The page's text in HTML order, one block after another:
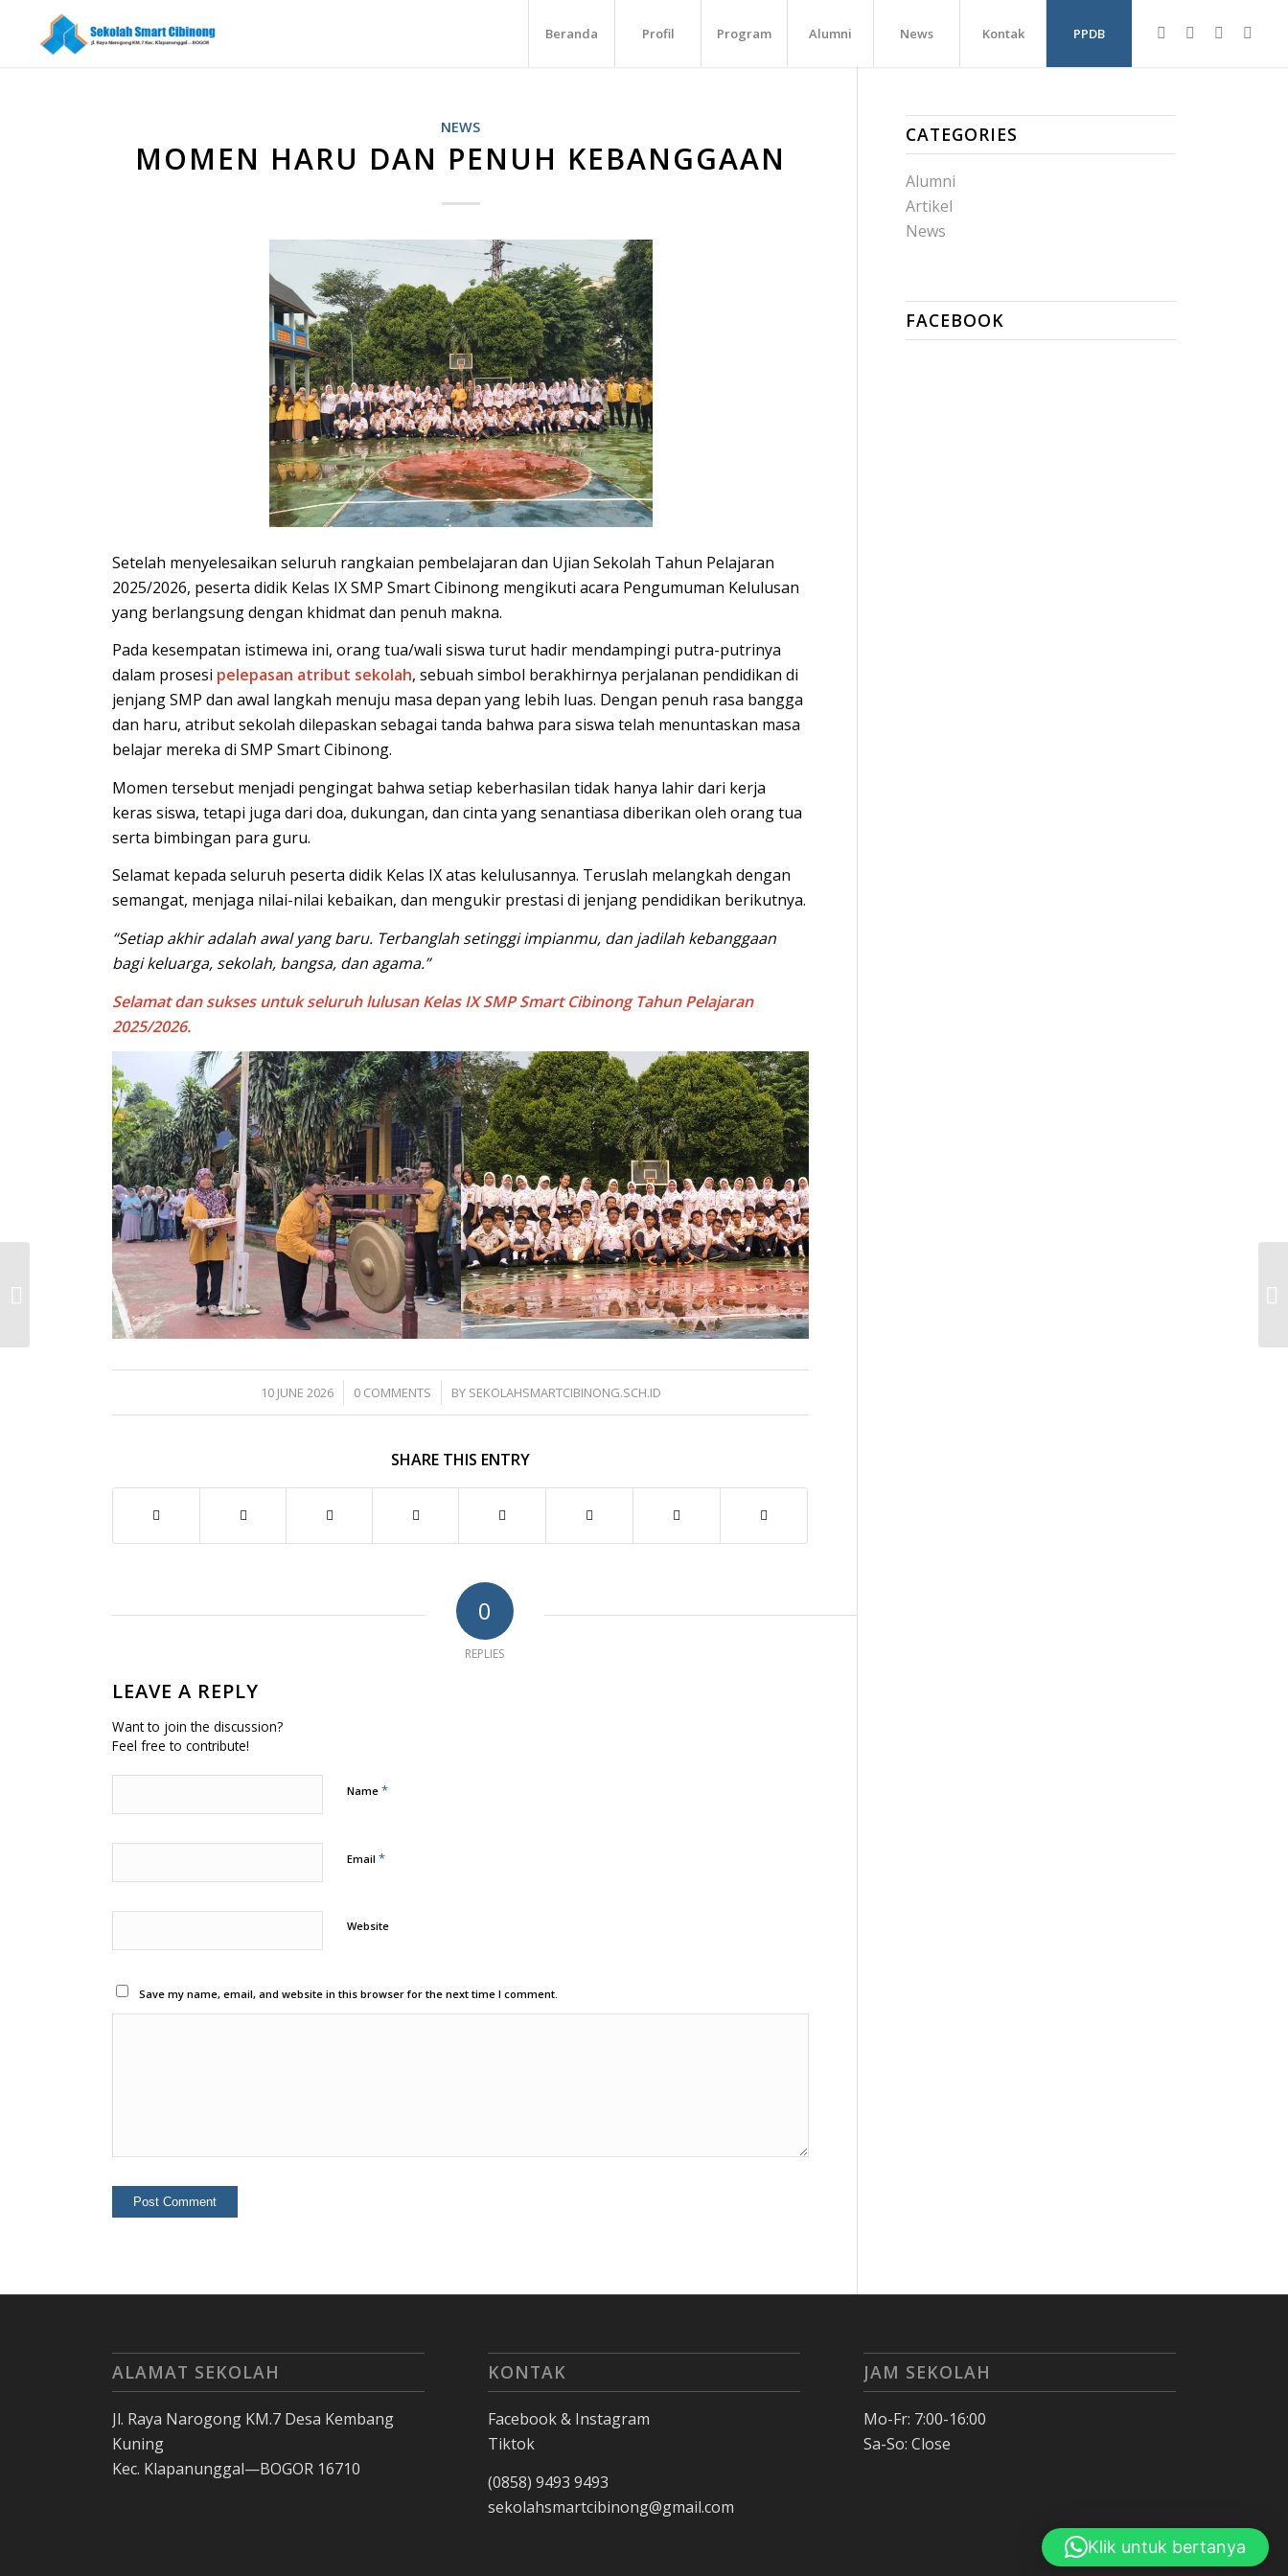
Beranda Profil Program Alumni News Kontak PPDB
NEWS
MOMEN HARU DAN PENUH KEBANGGAAN
Setelah menyelesaikan seluruh rangkaian pembelajaran dan Ujian Sekolah Tahun Pelajaran
2025/2026, peserta didik Kelas IX SMP Smart Cibinong mengikuti acara Pengumuman Kelulusan
yang berlangsung dengan khidmat dan penuh makna.
Pada kesempatan istimewa ini, orang tua/wali siswa turut hadir mendampingi putra-putrinya
dalam prosesi pelepasan atribut sekolah, sebuah simbol berakhirnya perjalanan pendidikan di
jenjang SMP dan awal langkah menuju masa depan yang lebih luas. Dengan penuh rasa bangga
dan haru, atribut sekolah dilepaskan sebagai tanda bahwa para siswa telah menuntaskan masa
belajar mereka di SMP Smart Cibinong.
Momen tersebut menjadi pengingat bahwa setiap keberhasilan tidak hanya lahir dari kerja
keras siswa, tetapi juga dari doa, dukungan, dan cinta yang senantiasa diberikan oleh orang tua
serta bimbingan para guru.
Selamat kepada seluruh peserta didik Kelas IX atas kelulusannya. Teruslah melangkah dengan
semangat, menjaga nilai-nilai kebaikan, dan mengukir prestasi di jenjang pendidikan berikutnya.
“Setiap akhir adalah awal yang baru. Terbanglah setinggi impianmu, dan jadilah kebanggaan
bagi keluarga, sekolah, bangsa, dan agama.”
Selamat dan sukses untuk seluruh lulusan Kelas IX SMP Smart Cibinong Tahun Pelajaran
2025/2026.
10 JUNE 2026
/ 0 COMMENTS
/ BY SEKOLAHSMARTCIBINONG.SCH.ID
SHARE THIS ENTRY
0
REPLIES
LEAVE A REPLY
Want to join the discussion?
Feel free to contribute!
Name*
Email*
Website
Save my name, email, and website in this browser for the next time I comment.
CATEGORIES
Alumni
Artikel
News
FACEBOOK
ALAMAT SEKOLAH
Jl. Raya Narogong KM.7 Desa Kembang
Kuning
Kec. Klapanunggal—BOGOR 16710
KONTAK
Facebook & Instagram
Tiktok
(0858) 9493 9493
sekolahsmartcibinong@gmail.com
JAM SEKOLAH
Mo-Fr: 7:00-16:00
Sa-So: Close
SMP Smart Cibinong
Optimalkan ASAT
Genap Melalui
Klik untuk bertanya